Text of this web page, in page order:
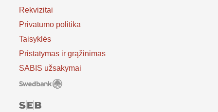
Rekvizitai
Privatumo politika
Taisyklės
Pristatymas ir grąžinimas
SABIS užsakymai